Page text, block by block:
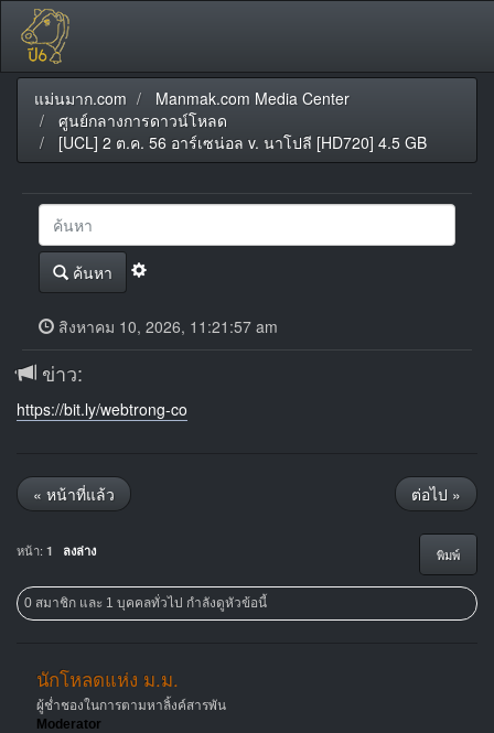
แม่นมาก.com
Manmak.com Media Center
ศูนย์กลางการดาวน์โหลด
[UCL] 2 ต.ค. 56 อาร์เซน่อล v. นาโปลี [HD720] 4.5 GB
ค้นหา
สิงหาคม 10, 2026, 11:21:57 am
ข่าว:
https://bit.ly/webtrong-co
« หน้าที่แล้ว ต่อไป »
พิมพ์
หน้า: 1 ลงล่าง
0 สมาชิก และ 1 บุคคลทั่วไป กำลังดูหัวข้อนี้
นักโหลดแห่ง ม.ม.
ผู้ช่ำชองในการตามหาลิ้งค์สารพัน
Moderator